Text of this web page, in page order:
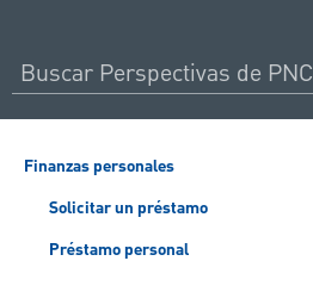
Finanzas personales
Solicitar un préstamo
Préstamo personal